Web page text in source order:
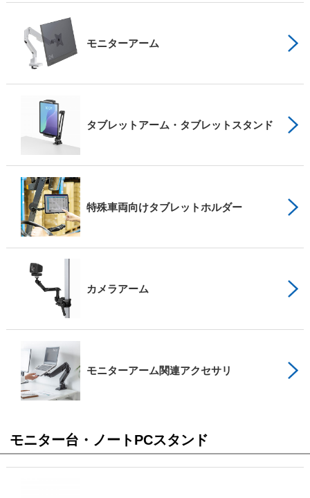
モニターアーム
タブレットアーム・タブレットスタンド
特殊車両向けタブレットホルダー
カメラアーム
モニターアーム関連アクセサリ
モニター台・ノートPCスタンド